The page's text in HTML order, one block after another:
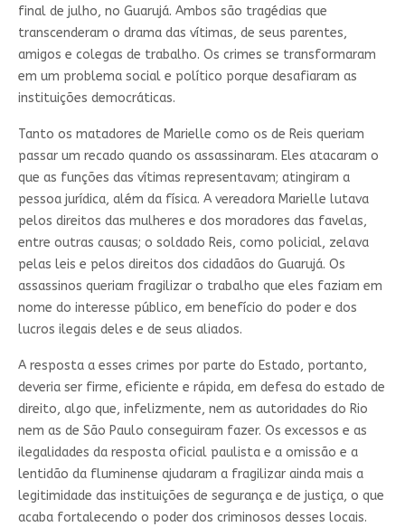
final de julho, no Guarujá. Ambos são tragédias que
transcenderam o drama das vítimas, de seus parentes,
amigos e colegas de trabalho. Os crimes se transformaram
em um problema social e político porque desafiaram as
instituições democráticas.
Tanto os matadores de Marielle como os de Reis queriam
passar um recado quando os assassinaram. Eles atacaram o
que as funções das vítimas representavam; atingiram a
pessoa jurídica, além da física. A vereadora Marielle lutava
pelos direitos das mulheres e dos moradores das favelas,
entre outras causas; o soldado Reis, como policial, zelava
pelas leis e pelos direitos dos cidadãos do Guarujá. Os
assassinos queriam fragilizar o trabalho que eles faziam em
nome do interesse público, em benefício do poder e dos
lucros ilegais deles e de seus aliados.
A resposta a esses crimes por parte do Estado, portanto,
deveria ser firme, eficiente e rápida, em defesa do estado de
direito, algo que, infelizmente, nem as autoridades do Rio
nem as de São Paulo conseguiram fazer. Os excessos e as
ilegalidades da resposta oficial paulista e a omissão e a
lentidão da fluminense ajudaram a fragilizar ainda mais a
legitimidade das instituições de segurança e de justiça, o que
acaba fortalecendo o poder dos criminosos desses locais.